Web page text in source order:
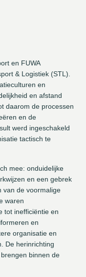
en FUWA
& Logistiek (STL).
en
en afstand
daarom de processen
en de
werd ingeschakeld
tactisch te
mee: onduidelijke
en een gebrek
van de voormalige
waren
tot inefficiëntie en
en
organisatie en
De herinrichting
binnen de